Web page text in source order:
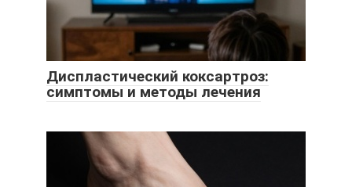
Диспластический коксартроз:
симптомы и методы лечения